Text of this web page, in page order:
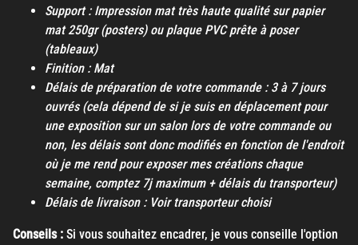
Support : Impression mat très haute qualité sur papier
mat 250gr (posters) ou plaque PVC prête à poser
(tableaux)
Finition : Mat
Délais de préparation de votre commande : 3 à 7 jours
ouvrés (cela dépend de si je suis en déplacement pour
une exposition sur un salon lors de votre commande ou
non, les délais sont donc modifiés en fonction de l'endroit
où je me rend pour exposer mes créations chaque
semaine, comptez 7j maximum + délais du transporteur)
Délais de livraison : Voir transporteur choisi
Conseils : Si vous souhaitez encadrer, je vous conseille l'option